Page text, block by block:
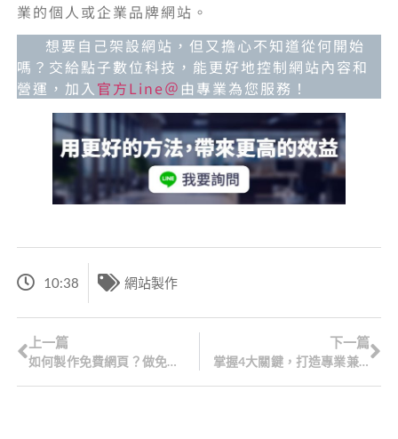
業的個人或企業品牌網站。
想要自己架設網站，但又擔心不知道從何開始
嗎？交給點子數位科技，能更好地控制網站內容和
營運，加入官方Line＠ 由專業為您服務！
10:38 網站製作
上一篇
如何製作免費網頁？做免費網頁7個基本步驟
下一篇
掌握4大關鍵，打造專業兼具特色的個人形象網站！